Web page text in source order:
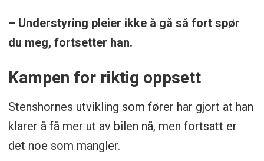
– Understyring pleier ikke å gå så fort spør
du meg, fortsetter han.
Kampen for riktig oppsett
Stenshornes utvikling som fører har gjort at han
klarer å få mer ut av bilen nå, men fortsatt er
det noe som mangler.